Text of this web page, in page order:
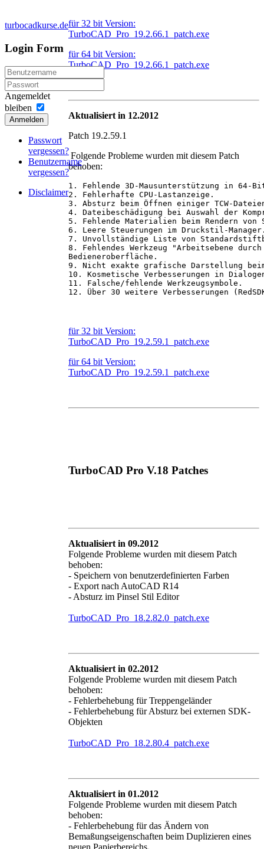
für 32 bit Version:
TurboCAD_Pro_19.2.66.1_patch.exe
für 64 bit Version:
TurboCAD_Pro_19.2.66.1_patch.exe
Aktualisiert in 12.2012
Patch 19.2.59.1
Folgende Probleme wurden mit diesem Patch
behoben:
1. Fehlende 3D-Mausunterstützung in 64-
2. Fehlerhafte CPU-Lastanzeige.
3. Absturz beim Öffnen einiger TCW-
4. Dateibeschädigung bei Auswahl der
5. Fehlende Materialien beim Rendern von
6. Leere Steuerungen im Druckstil-
7. Unvollständige Liste von
8. Fehlendes Werkzeug "Arbeitsebene
Bedieneroberfläche.
9. Nicht exakte grafische Darstellung
10. Kosmetische Verbesserungen in
11. Falsche/fehlende Werkzeugsymbole.
12. Über 30 weitere Verbesserungen
für 32 bit Version:
TurboCAD_Pro_19.2.59.1_patch.exe
für 64 bit Version:
TurboCAD_Pro_19.2.59.1_patch.exe
TurboCAD Pro V.18 Patches
Aktualisiert in 09.2012
Folgende Probleme wurden mit diesem Patch
behoben:
- Speichern von benutzerdefinierten Farben
- Export nach AutoCAD R14
- Absturz im Pinsel Stil Editor
TurboCAD_Pro_18.2.82.0_patch.exe
Aktualisiert in 02.2012
Folgende Probleme wurden mit diesem Patch
behoben:
- Fehlerbehebung für Treppengeländer
- Fehlerbehebung für Absturz bei externen SDK-
Objekten
TurboCAD_Pro_18.2.80.4_patch.exe
Aktualisiert in 01.2012
Folgende Probleme wurden mit diesem Patch
behoben:
- Fehlerbehebung für das Ändern von
Bemaßungseigenschaften beim Duplizieren eines
turbocadkurse.de
Login Form
Angemeldet
bleiben
Anmelden
Passwort
vergessen?
Benutzername
vergessen?
Disclaimer